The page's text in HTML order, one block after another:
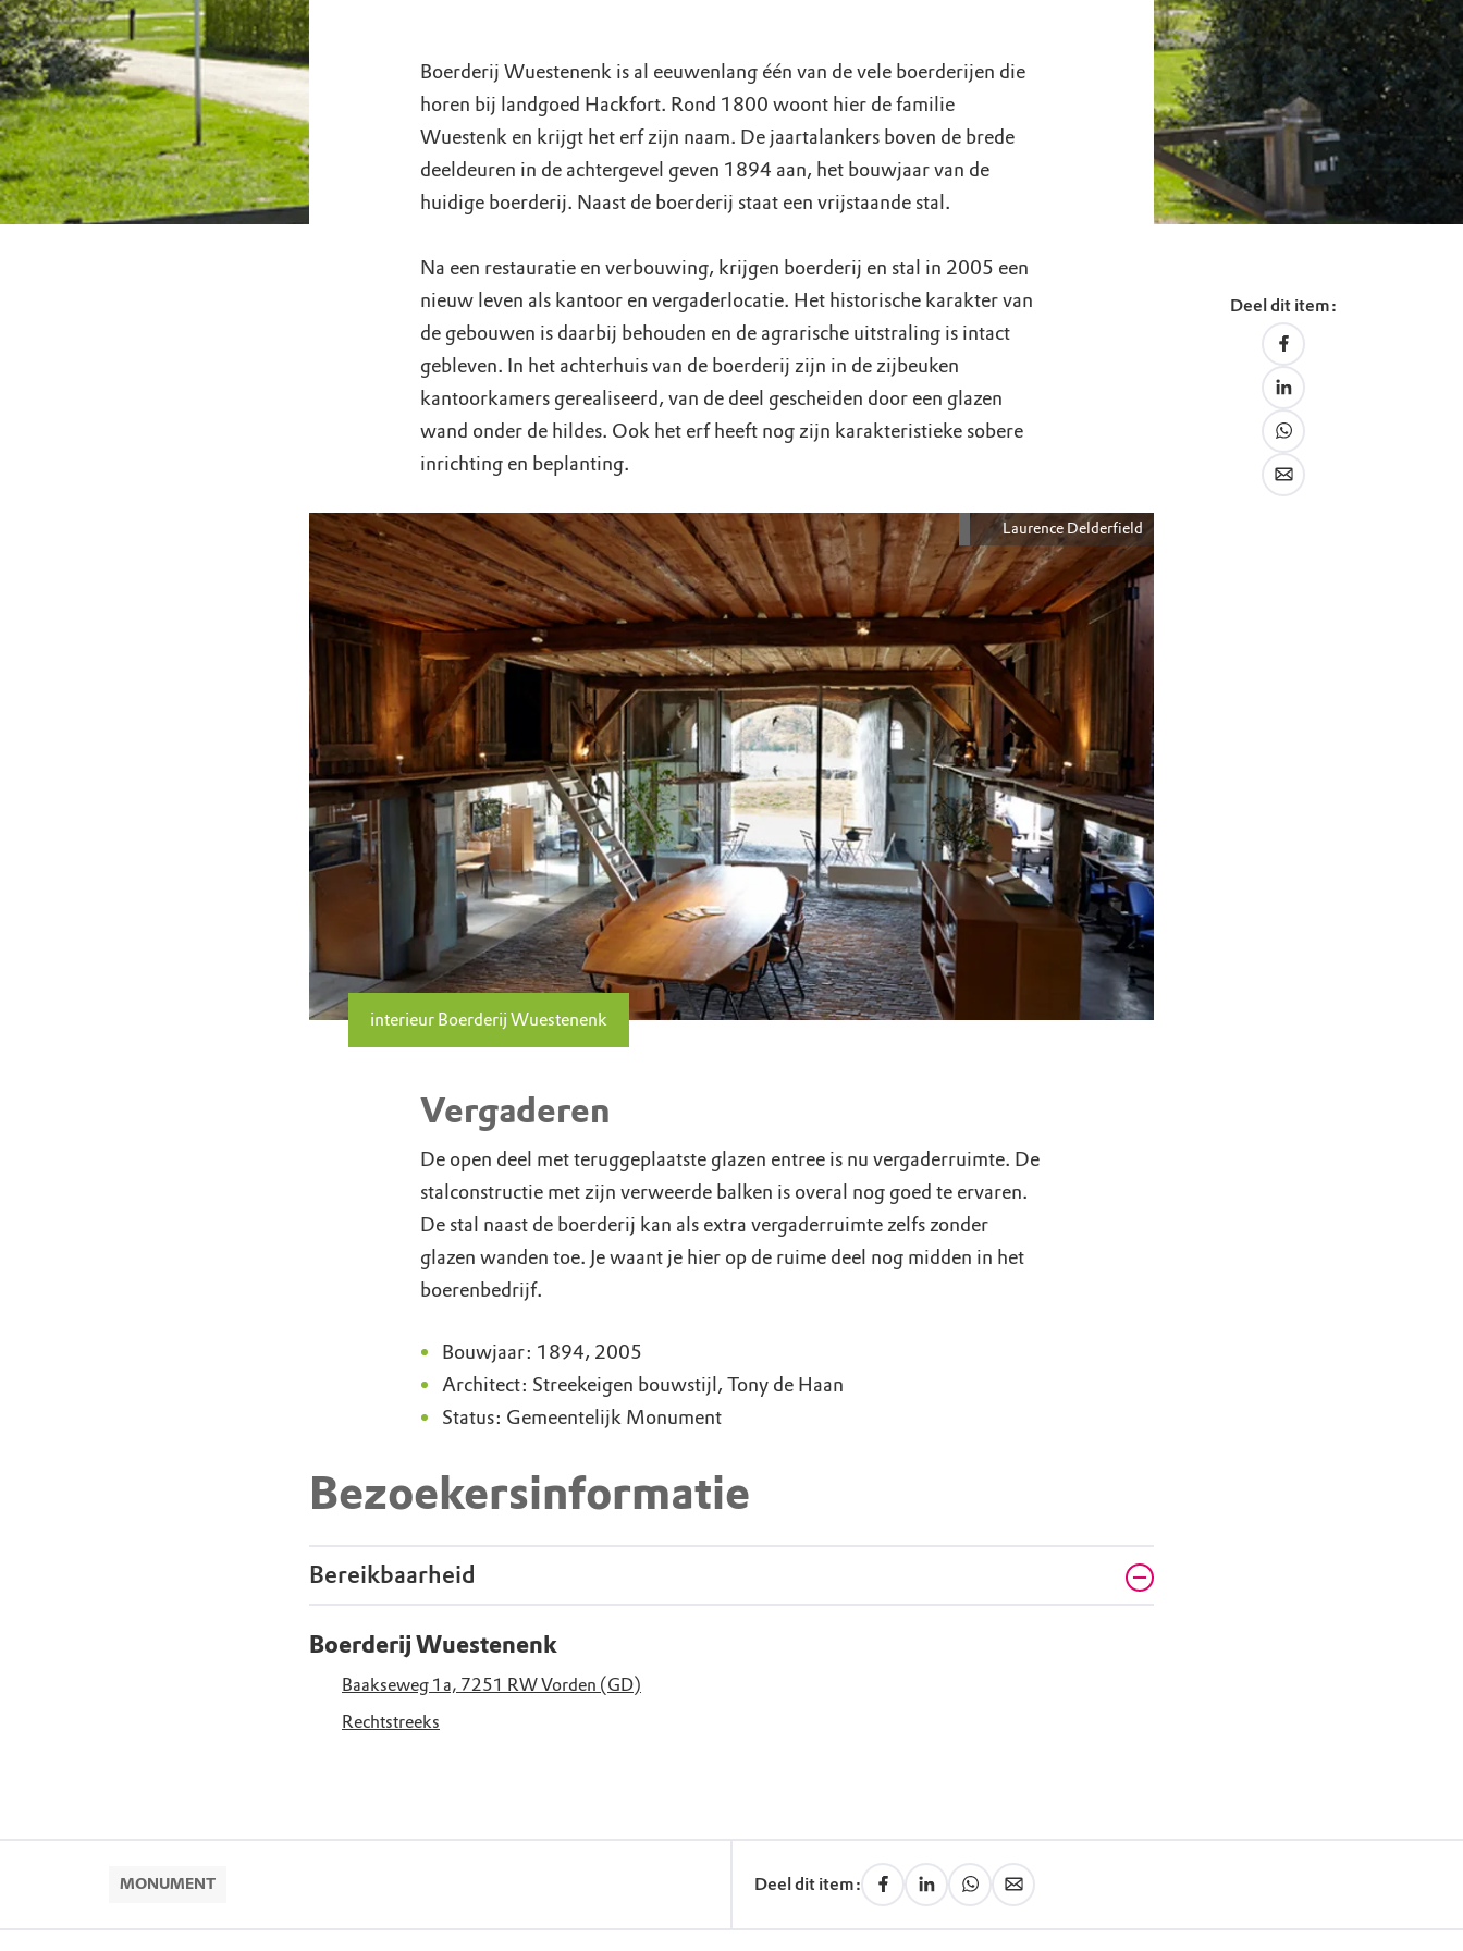
Boerderij Wuestenenk is al eeuwenlang één van de vele boerderijen die
horen bij landgoed Hackfort. Rond 1800 woont hier de familie
Wuestenk en krijgt het erf zijn naam. De jaartalankers boven de brede
deeldeuren in de achtergevel geven 1894 aan, het bouwjaar van de
huidige boerderij. Naast de boerderij staat een vrijstaande stal.
Na een restauratie en verbouwing, krijgen boerderij en stal in 2005 een
nieuw leven als kantoor en vergaderlocatie. Het historische karakter van
de gebouwen is daarbij behouden en de agrarische uitstraling is intact
gebleven. In het achterhuis van de boerderij zijn in de zijbeuken
kantoorkamers gerealiseerd, van de deel gescheiden door een glazen
wand onder de hildes. Ook het erf heeft nog zijn karakteristieke sobere
inrichting en beplanting.
Laurence Delderfield
interieur Boerderij Wuestenenk
Vergaderen
De open deel met teruggeplaatste glazen entree is nu vergaderruimte. De
stalconstructie met zijn verweerde balken is overal nog goed te ervaren.
De stal naast de boerderij kan als extra vergaderruimte zelfs zonder
glazen wanden toe. Je waant je hier op de ruime deel nog midden in het
boerenbedrijf.
Bouwjaar: 1894, 2005
Architect: Streekeigen bouwstijl, Tony de Haan
Status: Gemeentelijk Monument
Bezoekersinformatie
Bereikbaarheid
Boerderij Wuestenenk
Baakseweg 1a, 7251 RW Vorden (GD)
Rechtstreeks
Deel dit item:
MONUMENT Deel dit item: